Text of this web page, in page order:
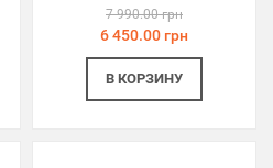
7 990.00 грн
6 450.00 грн
В КОРЗИНУ